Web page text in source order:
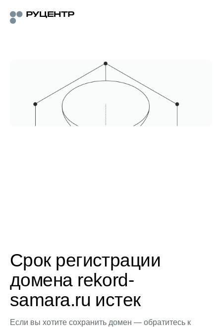
Срок регистрации
домена rekord-
samara.ru истек
Если вы хотите сохранить домен — обратитесь к